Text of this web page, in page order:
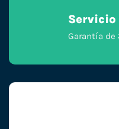
Garantía de